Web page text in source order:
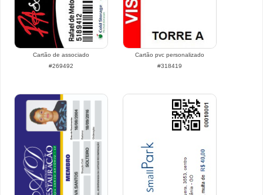
Cartão de associado
#269492
Cartão pvc personalizado
#318419